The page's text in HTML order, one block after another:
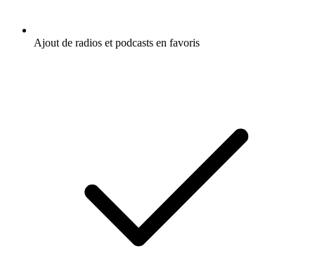
Ajout de radios et podcasts en favoris